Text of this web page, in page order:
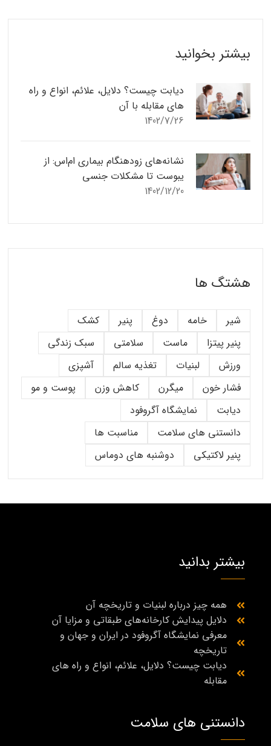
بیشتر بخوانید
دیابت چیست؟ دلایل، علائم، انواع و راه‌
های مقابله با آن
1402/7/26
نشانه‌های زودهنگام بیماری ام‌اس: از
یبوست تا مشکلات جنسی
1402/12/20
هشتگ ها
شیر خامه دوغ پنیر
کشک
پنیر پیتزا
ماست سلامتی
سبک زندگی
ورزش
لبنیات تغذیه سالم
آشپزی
فشار خون
میگرن کاهش وزن
پوست و مو
دیابت
نمایشگاه آگروفود
دانستنی های سلامت
مناسبت ها
پنیر لاکتیکی
دوشنبه های دوماس
بیشتر بدانید
همه چیز درباره لبنیات و تاریخچه آن
دلایل پیدایش کارخانه‌های طبقاتی و مزایا آن
معرفی نمایشگاه آگروفود در ایران و جهان و
تاریخچه
دیابت چیست؟ دلایل، علائم، انواع و راه‌ های
مقابله
دانستنی های سلامت